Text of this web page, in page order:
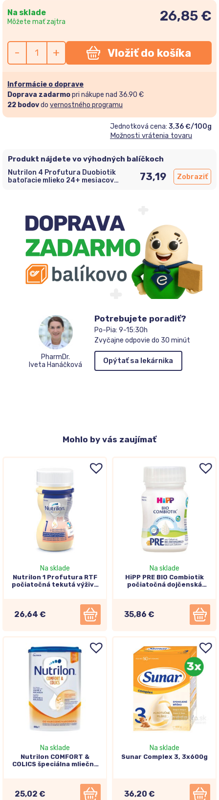
Na sklade
Môžete mať zajtra 26,85 €
- + Vložiť do košíka
Informácie o doprave
Doprava zadarmopri nákupe nad 36.90 €
22 bodovdo vernostného programu
Jednotková cena: 3,36 €/100g
Možnosti vrátenia tovaru
Produkt nájdete vo výhodných balíčkoch
Nutrilon 4 Profutura Duobiotik
batoľacie mlieko 24+ mesiacov
73,19 Zobraziť
PharmDr.
Iveta Hanáčková
Potrebujete poradiť?
Po-Pia: 9-15:30h
Zvyčajne odpovie do 30 minút
Opýtať sa lekárnika
Mohlo by vás zaujímať
Na sklade
Nutrilon 1 Profutura RTF
počiatočná tekutá výživa
26,64 €
Na sklade
HiPP PRE BIO Combiotik
počiatočná dojčenská
35,86 €
Na sklade
Nutrilon COMFORT &
COLICS špeciálna mliečna
25,02 €
Na sklade
Sunar Complex 3, 3x600g
36,20 €